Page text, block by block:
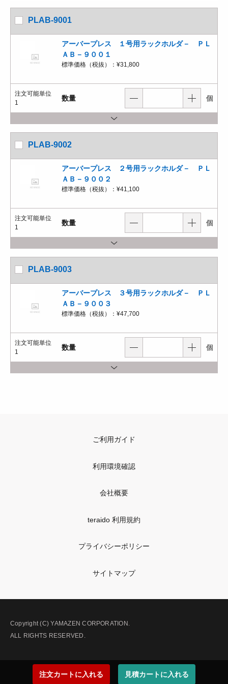
PLAB-9001
アーバープレス １号用ラックホルダ－ ＰＬ
ＡＢ－９００１
標準価格（税抜）： ¥31,800
注文可能単位
1
数量 個
PLAB-9002
アーバープレス ２号用ラックホルダ－ ＰＬ
ＡＢ－９００２
標準価格（税抜）： ¥41,100
注文可能単位
1
数量 個
PLAB-9003
アーバープレス ３号用ラックホルダ－ ＰＬ
ＡＢ－９００３
標準価格（税抜）： ¥47,700
注文可能単位
1
数量 個
注文カートに入れる 見積カートに入れる
ご利用ガイド
利用環境確認
会社概要
teraido 利用規約
プライバシーポリシー
サイトマップ
Copyright (C) YAMAZEN CORPORATION.
ALL RIGHTS RESERVED.